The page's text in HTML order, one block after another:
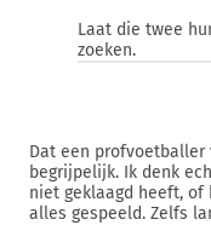
Laat die twee
zoeken.
Dat een
begrijpelijk. Ik denk
niet geklaagd heeft,
alles gespeeld. Zelfs